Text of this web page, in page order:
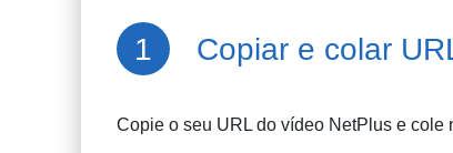
Copiar e colar
Copie o seu URL do vídeo NetPlus e cole